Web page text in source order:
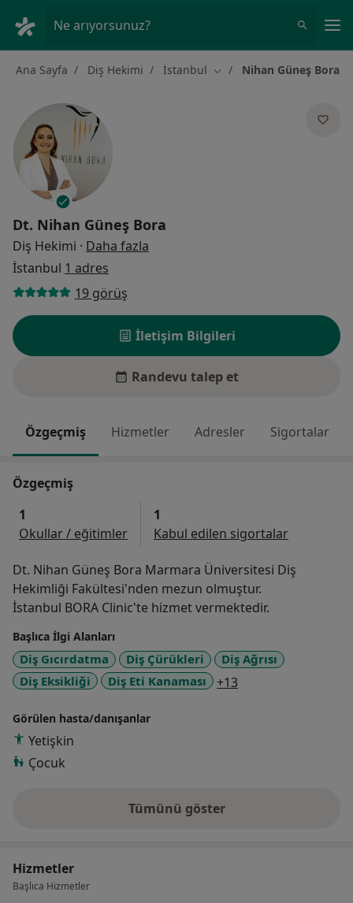
Ne arıyorsunuz?
Ana Sayfa Diş Hekimi İstanbul Şehir değiştir
Nihan Güneş Bora
Dt. Nihan Güneş Bora
Diş Hekimi · Daha fazla
İstanbul 1 adres
19 görüş
İletişim Bilgileri
Randevu talep et
Özgeçmiş Hizmetler Adresler Sigortalar
Özgeçmiş
1
Okullar / eğitimler
1
Kabul edilen sigortalar
Dt. Nihan Güneş Bora Marmara Üniversitesi Diş
Hekimliği Fakültesi'nden mezun olmuştur.
İstanbul BORA Clinic'te hizmet vermektedir.
Başlıca İlgi Alanları
Diş Gıcırdatma Diş Çürükleri
Diş Ağrısı
Diş Eksikliği
Diş Eti Kanaması +13
Görülen hasta/danışanlar
Yetişkin
Çocuk
Tümünü gösterdeneyim hakkında
Hizmetler
Başlıca Hizmetler